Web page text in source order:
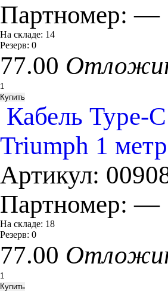
Партномер:—
На складе: 14
Резерв: 0
77.00
Кабель Type-
Triumph 1
Артикул:
Партномер:—
На складе: 18
Резерв: 0
77.00